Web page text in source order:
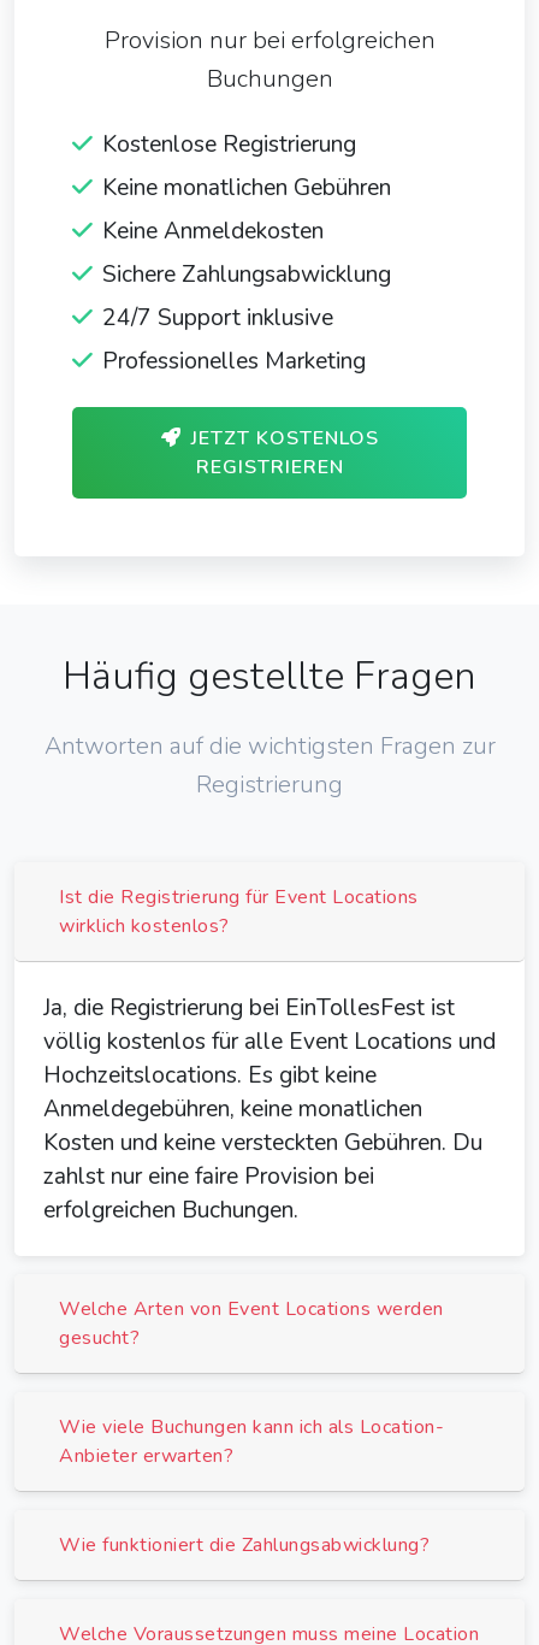
Provision nur bei erfolgreichen
Buchungen
Kostenlose Registrierung
Keine monatlichen Gebühren
Keine Anmeldekosten
Sichere Zahlungsabwicklung
24/7 Support inklusive
Professionelles Marketing
JETZT KOSTENLOS
REGISTRIEREN
Häufig gestellte Fragen
Antworten auf die wichtigsten Fragen zur
Registrierung
Ist die Registrierung für Event Locations
wirklich kostenlos?
Ja, die Registrierung bei EinTollesFest ist
völlig kostenlos für alle Event Locations und
Hochzeitslocations. Es gibt keine
Anmeldegebühren, keine monatlichen
Kosten und keine versteckten Gebühren. Du
zahlst nur eine faire Provision bei
erfolgreichen Buchungen.
Welche Arten von Event Locations werden
gesucht?
Wie viele Buchungen kann ich als Location-
Anbieter erwarten?
Wie funktioniert die Zahlungsabwicklung?
Welche Voraussetzungen muss meine Location